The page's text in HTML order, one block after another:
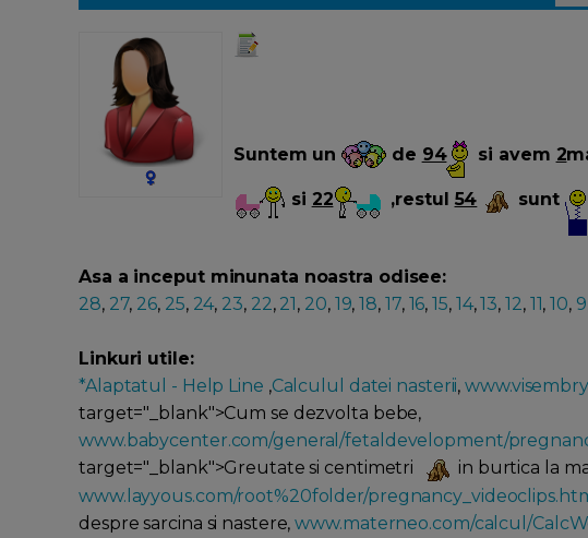
Suntem un de 94 si avem 2
si 22 ,restul 54 sunt
Asa a inceput minunata noastra odisee:
28, 27, 26, 25, 24, 23, 22, 21, 20, 19,18, 17, 16,15, 14,13, 12, 11,10, 9
Linkuri utile:
*Alaptatul - Help Line ,Calculul datei nasterii,
target="_blank">Cum se dezvolta bebe,
www.babycenter.com/general/fetaldevelopment/
target="_blank">Greutate si centimetri
in burtica la
www.layyous.com/root%20folder/
despre sarcina si nastere,www.materneo.com/calcul/